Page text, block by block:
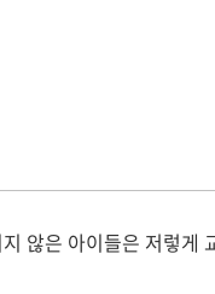
않은 아이들은 저렇게